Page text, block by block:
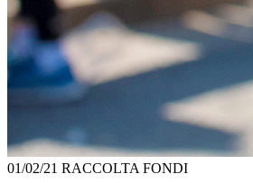
01/02/21 RACCOLTA FONDI